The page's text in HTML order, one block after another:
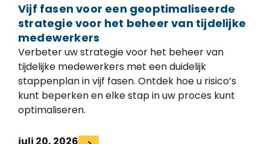
Vijf fasen voor een geoptimaliseerde
strategie voor het beheer van tijdelijke
medewerkers
Verbeter uw strategie voor het beheer van
tijdelijke medewerkers met een duidelijk
stappenplan in vijf fasen. Ontdek hoe u risico’s
kunt beperken en elke stap in uw proces kunt
optimaliseren.
juli 20, 2026